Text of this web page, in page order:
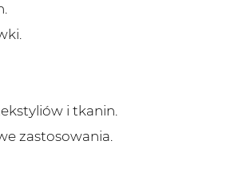
i tkanin.
zastosowania.